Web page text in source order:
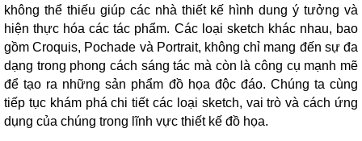
không thể thiếu giúp các nhà thiết kế hình dung ý tưởng và
hiện thực hóa các tác phẩm. Các loại sketch khác nhau, bao
gồm Croquis, Pochade và Portrait, không chỉ mang đến sự đa
dạng trong phong cách sáng tác mà còn là công cụ mạnh mẽ
để tạo ra những sản phẩm đồ họa độc đáo. Chúng ta cùng
tiếp tục khám phá chi tiết các loại sketch, vai trò và cách ứng
dụng của chúng trong lĩnh vực thiết kế đồ họa.